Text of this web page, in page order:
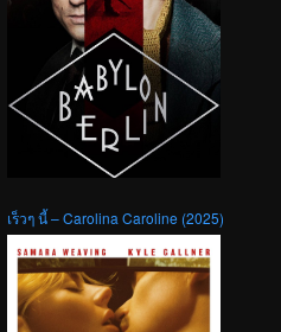
เร็วๆ นี้ – Carolina Caroline (2025)